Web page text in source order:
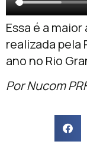
Essa é a
realizada pela
ano no Rio
PorNucom